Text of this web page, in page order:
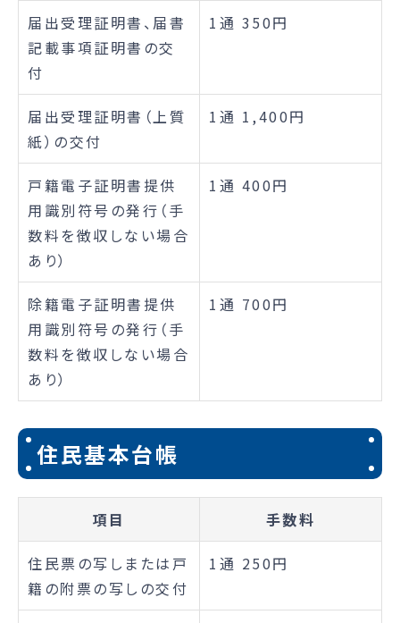
届出受理証明書、届書
記載事項証明書の交
付
1通 350円
届出受理証明書（上質
紙）の交付
1通 1,400円
戸籍電子証明書提供
用識別符号の発行（手
数料を徴収しない場合
あり）
1通 400円
除籍電子証明書提供
用識別符号の発行（手
数料を徴収しない場合
あり）
1通 700円
住民基本台帳
項目 手数料
住民票の写しまたは戸
籍の附票の写しの交付
1通 250円